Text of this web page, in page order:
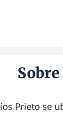
Prieto se